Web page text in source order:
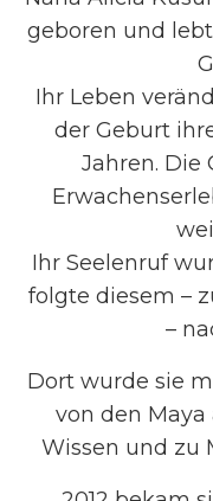
geboren und
Ihr Leben
der Geburt
Jahren. Die
Ihr Seelenruf
folgte diesem –
–
Dort wurde sie
von den
Wissen und zu